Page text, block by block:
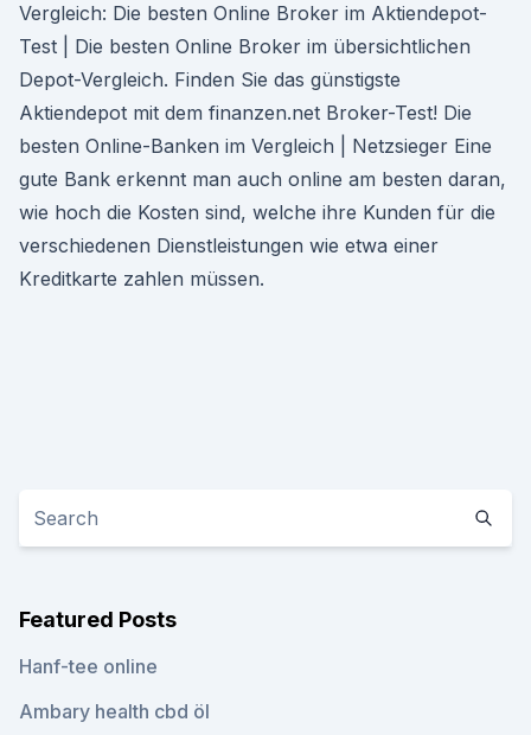
Vergleich: Die besten Online Broker im Aktiendepot-
Test | Die besten Online Broker im übersichtlichen
Depot-Vergleich. Finden Sie das günstigste
Aktiendepot mit dem finanzen.net Broker-Test! Die
besten Online-Banken im Vergleich | Netzsieger Eine
gute Bank erkennt man auch online am besten daran,
wie hoch die Kosten sind, welche ihre Kunden für die
verschiedenen Dienstleistungen wie etwa einer
Kreditkarte zahlen müssen.
Featured Posts
Hanf-tee online
Ambary health cbd öl